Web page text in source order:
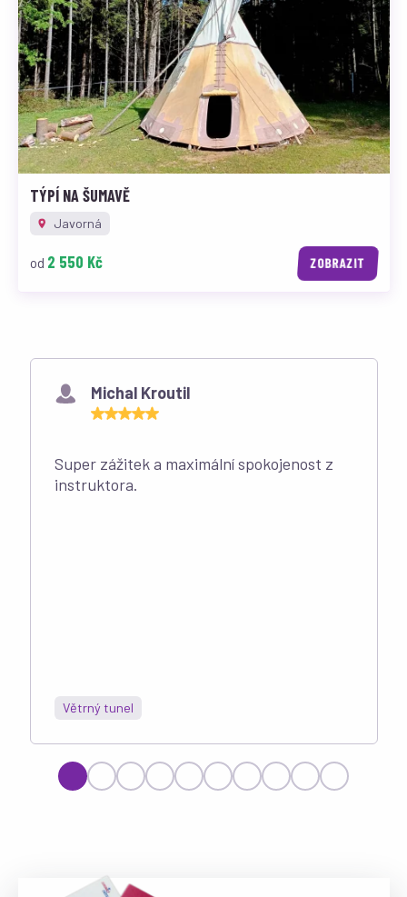
TÝPÍ NA ŠUMAVĚ
Javorná
od 2 550 Kč ZOBRAZIT
Co říkají naši zákazníci
Michal Kroutil
Super zážitek a maximální spokojenost z
instruktora.
Větrný tunel